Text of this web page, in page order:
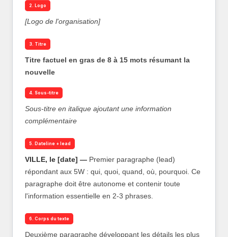
2. Logo
[Logo de l'organisation]
3. Titre
Titre factuel en gras de 8 à 15 mots résumant la
nouvelle
4. Sous-titre
Sous-titre en italique ajoutant une information
complémentaire
5. Dateline + lead
VILLE, le [date] — Premier paragraphe (lead)
répondant aux 5W : qui, quoi, quand, où, pourquoi. Ce
paragraphe doit être autonome et contenir toute
l'information essentielle en 2-3 phrases.
6. Corps du texte
Deuxième paragraphe développant les détails les plus